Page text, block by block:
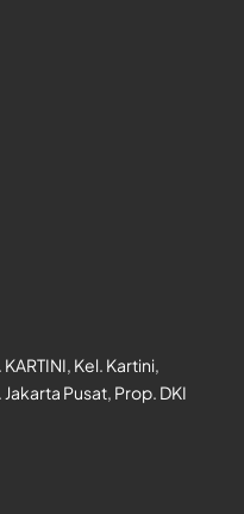
KARTINI, Kel. Kartini,
Pusat, Prop. DKI